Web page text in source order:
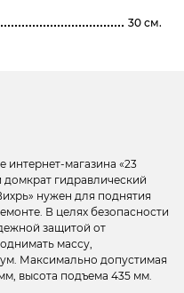
30 см.
интернет-магазина «23
гидравлический
нужен для поднятия
В целях безопасности
защитой от
массу,
Максимально допустимая
высота подъема 435 мм.